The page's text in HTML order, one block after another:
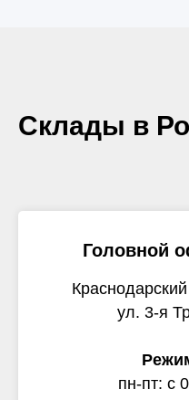
Склады в
Головной
ул. 3-я
пн-пт: с